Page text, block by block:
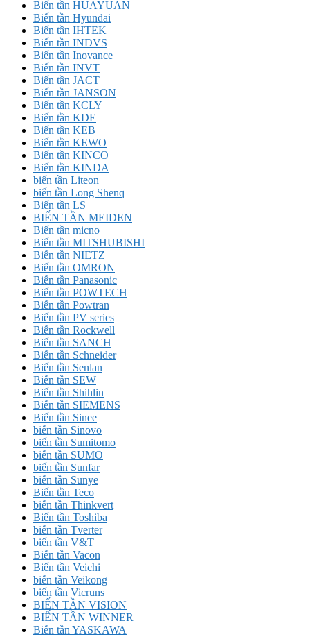
Biến tần HUAYUAN
Biến tần Hyundai
Biến tần IHTEK
Biến tần INDVS
Biến tần Inovance
Biến tần INVT
Biến tần JACT
Biến tần JANSON
Biến tần KCLY
Biến tần KDE
Biến tần KEB
Biến tần KEWO
Biến tần KINCO
Biến tần KINDA
biến tần Liteon
biến tần Long Shenq
Biến tần LS
BIẾN TẦN MEIDEN
Biến tần micno
Biến tần MITSHUBISHI
Biến tần NIETZ
Biến tần OMRON
Biến tần Panasonic
Biến tần POWTECH
Biến tần Powtran
Biến tần PV series
Biến tần Rockwell
Biến tần SANCH
Biến tần Schneider
Biến tần Senlan
Biến tần SEW
Biến tần Shihlin
Biến tần SIEMENS
Biến tần Sinee
biến tần Sinovo
biến tần Sumitomo
biến tần SUMO
biến tần Sunfar
biến tần Sunye
Biến tần Teco
biến tần Thinkvert
Biến tần Toshiba
biến tần Tverter
biến tần V&T
Biến tần Vacon
Biến tần Veichi
biến tần Veikong
biến tần Vicruns
BIẾN TẦN VISION
BIẾN TẦN WINNER
Biến tần YASKAWA